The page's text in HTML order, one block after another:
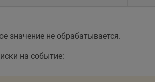
значение не обрабатывается.
на событие: